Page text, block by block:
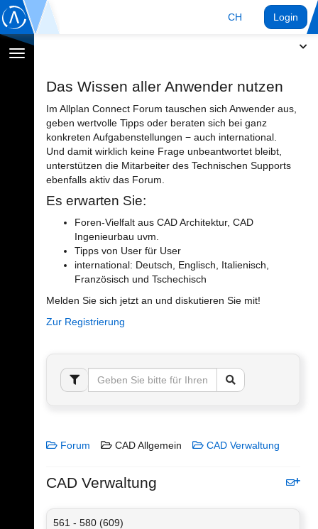
CH Login
Navigation
Das Wissen aller Anwender nutzen
Im Allplan Connect Forum tauschen sich Anwender aus,
geben wertvolle Tipps oder beraten sich bei ganz
konkreten Aufgabenstellungen − auch international.
Und damit wirklich keine Frage unbeantwortet bleibt,
unterstützen die Mitarbeiter des Technischen Supports
ebenfalls aktiv das Forum.
Es erwarten Sie:
Foren-Vielfalt aus CAD Architektur, CAD
Ingenieurbau uvm.
Tipps von User für User
international: Deutsch, Englisch, Italienisch,
Französisch und Tschechisch
Melden Sie sich jetzt an und diskutieren Sie mit!
Zur Registrierung
Forum CAD Allgemein CAD Verwaltung
CAD Verwaltung
561 - 580 (609)